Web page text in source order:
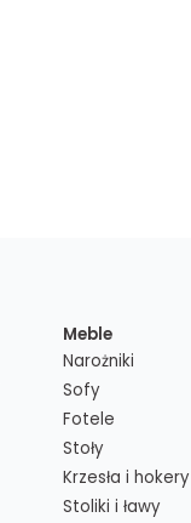
Meble
Narożniki
Sofy
Fotele
Stoły
Krzesła i hokery
Stoliki i ławy